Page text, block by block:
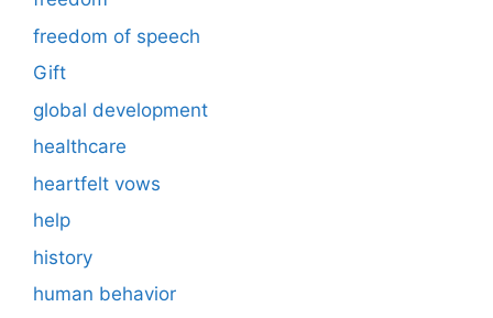
freedom of speech
Gift
global development
healthcare
heartfelt vows
help
history
human behavior